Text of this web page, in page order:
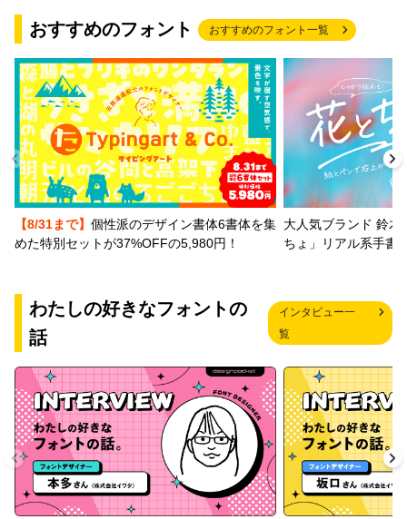
おすすめのフォント おすすめのフォント一覧
【8/31まで】 個性派のデザイン書体6書体を集
めた特別セットが37%OFFの5,980円！
大人気ブランド 鈴木
ちょ」リアル系手書
わたしの好きなフォントの
話
インタビュー一
覧